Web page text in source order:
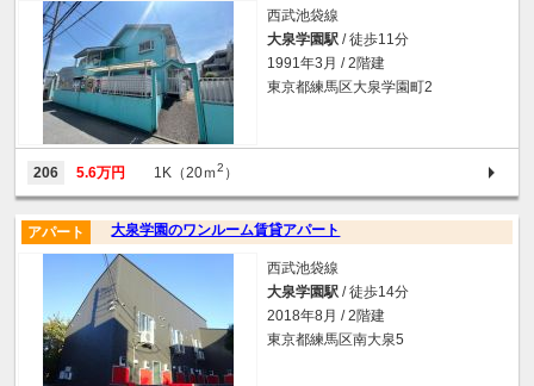
西武池袋線
大泉学園駅 / 徒歩11分
1991年3月 / 2階建
東京都練馬区大泉学園町2
206 5.6万円 1K（20ｍ2 ）
大泉学園のワンルーム賃貸アパート
アパート
西武池袋線
大泉学園駅 / 徒歩14分
2018年8月 / 2階建
東京都練馬区南大泉5